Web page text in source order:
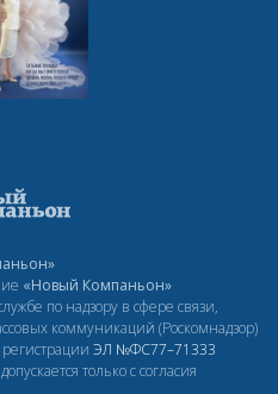
«Новый Компаньон»
по надзору в сфере связи,
коммуникаций (Роскомнадзор)
ЭЛ №ФС77–71333
только с согласия